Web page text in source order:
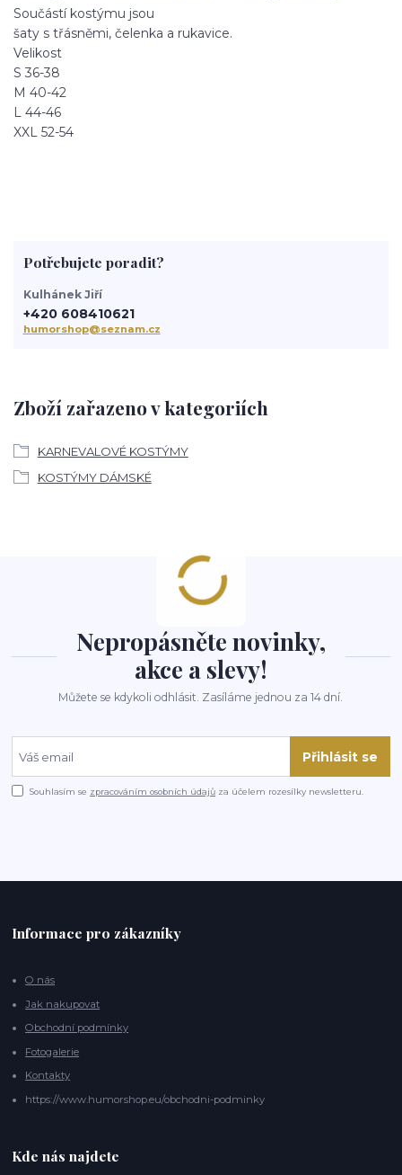
Součástí kostýmu jsou
šaty s třásněmi, čelenka a rukavice.
Velikost
S 36-38
M 40-42
L 44-46
XXL 52-54
Zboží zařazeno v kategoriích
KARNEVALOVÉ KOSTÝMY
KOSTÝMY DÁMSKÉ
Potřebujete poradit?
Kulhánek Jiří
+420 608410621
humorshop@seznam.cz
Nepropásněte novinky,
akce a slevy!
Můžete se kdykoli odhlásit. Zasíláme jednou za 14 dní.
Přihlásit se
Souhlasím se zpracováním osobních údajů za účelem rozesílky newsletteru.
Informace pro zákazníky
O nás
Jak nakupovat
Obchodní podmínky
Fotogalerie
Kontakty
https://www.humorshop.eu/obchodni-podminky
Kde nás najdete